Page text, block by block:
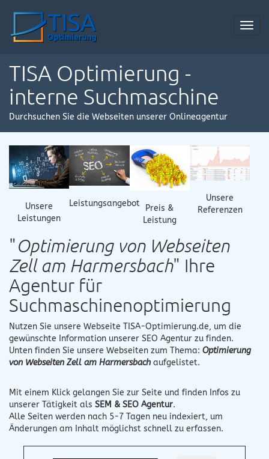
TISA Optimierung -
interne Suchmaschine
Durchsuchen Sie die Webseiten unserer Onlineagentur
Unsere
Leistungen
Leistungsangebot
Preis &
Leistung
Unsere
Referenzen
"Optimierung von Webseiten
Zell am Harmersbach" Ihre
Agentur für
Suchmaschinenoptimierung
Nutzen Sie unsere Webseite TISA-Optimierung.de, um die
gewünschte Information unserer SEO Agentur zu finden.
Unten finden Sie unsere Webseiten zum Thema: Optimierung
von Webseiten Zell am Harmersbach aufgelistet.
Mit einem Klick gelangen Sie zur Seite und finden Infos zu
unserer Tätigkeit als SEM & SEO Agentur.
Alle Seiten werden nach 5-7 Tagen neu indexiert, um
Änderungen am Inhalt möglichst schnell zu erfassen.